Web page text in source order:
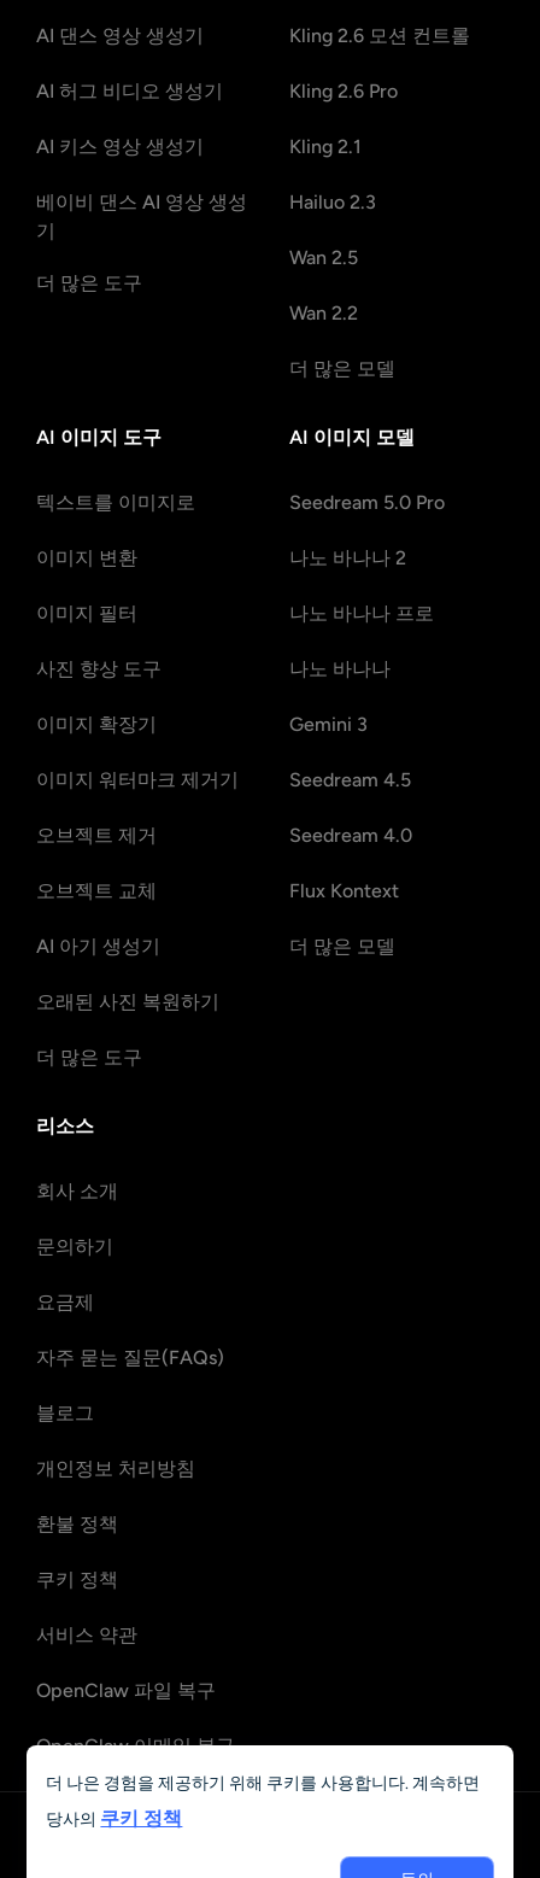
AI 댄스 영상 생성기
AI 허그 비디오 생성기
AI 키스 영상 생성기
베이비 댄스 AI 영상 생성
기
더 많은 도구
Kling 2.6 모션 컨트롤
Kling 2.6 Pro
Kling 2.1
Hailuo 2.3
Wan 2.5
Wan 2.2
더 많은 모델
AI 이미지 도구
텍스트를 이미지로
이미지 변환
이미지 필터
사진 향상 도구
이미지 확장기
이미지 워터마크 제거기
오브젝트 제거
오브젝트 교체
AI 아기 생성기
오래된 사진 복원하기
더 많은 도구
AI 이미지 모델
Seedream 5.0 Pro
나노 바나나 2
나노 바나나 프로
나노 바나나
Gemini 3
Seedream 4.5
Seedream 4.0
Flux Kontext
더 많은 모델
리소스
회사 소개
문의하기
요금제
자주 묻는 질문(FAQs)
블로그
개인정보 처리방침
환불 정책
쿠키 정책
서비스 약관
OpenClaw 파일 복구
OpenClaw 이메일 복구
더 나은 경험을 제공하기 위해 쿠키를 사용합니다. 계속하면
당사의 쿠키 정책